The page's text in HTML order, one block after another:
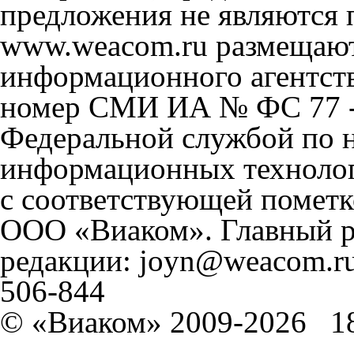
предложения не
www.weacom.ru
информационного
номер СМИ ИА № ФС 77 -
Федеральной службой по
информационных
с соответствующей
ООО «Виаком». Главный
редакции:
506-844
© «Виаком» 2009-2026